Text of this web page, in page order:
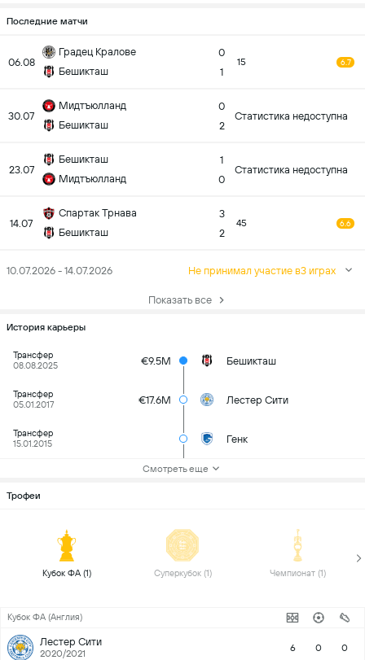
Последние матчи
06.08
Градец Кралове
Бешикташ
0
1
15 6.7
30.07
Мидтъюлланд
Бешикташ
0
2
Статистика недоступна
23.07
Бешикташ
Мидтъюлланд
1
0
Статистика недоступна
14.07
Спартак Трнава
Бешикташ
3
2
45 6.6
10.07.2026 - 14.07.2026 Не принимал участие в3 играх
Показать все
История карьеры
Трансфер
08.08.2025
€9.5M Бешикташ
Трансфер
05.01.2017
€17.6M Лестер Сити
Трансфер
15.01.2015
Генк
Смотреть еще
Трофеи
Суперкубок (1)
Кубок ФА (Англия)
Лестер Сити
2020/2021 6 0 0